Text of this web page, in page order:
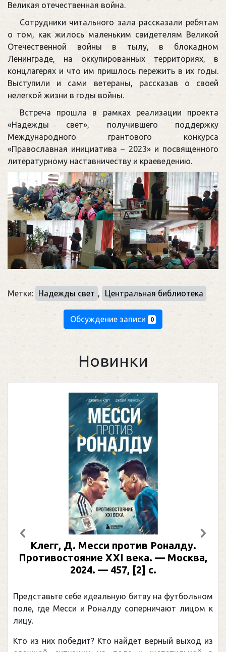
Великая отечественная война.
Сотрудники читального зала рассказали ребятам
о том, как жилось маленьким свидетелям Великой
Отечественной войны в тылу, в блокадном
Ленинграде, на оккупированных территориях, в
концлагерях и что им пришлось пережить в их годы.
Выступили и сами ветераны, рассказав о своей
нелегкой жизни в годы войны.
Встреча прошла в рамках реализации проекта
«Надежды свет», получившего поддержку
Международного грантового конкурса
«Православная инициатива – 2023» и посвященного
литературному наставничеству и краеведению.
Метки: Надежды свет , Центральная библиотека
Обсуждение записи 0
Новинки
Д. Месси против Роналду.
XXI века. — Москва,
2024. — 457, [2] с.
себе идеальную битву на футбольном
Месси и Роналду соперничают лицом к
победит? Кто найдет верный выход из
Предыдущий